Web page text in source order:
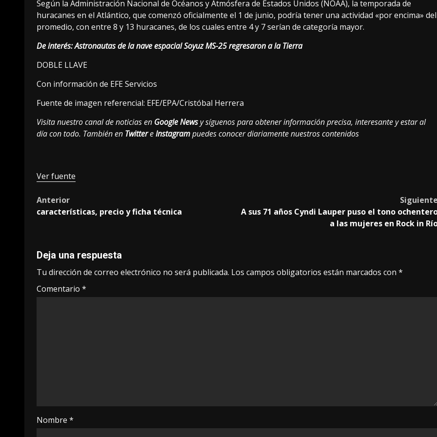
Según la Administración Nacional de Océanos y Atmósfera de Estados Unidos (NOAA), la temporada de
huracanes en el Atlántico, que comenzó oficialmente el 1 de junio, podría tener una actividad «por encima» del
promedio, con entre 8 y 13 huracanes, de los cuales entre 4 y 7 serían de categoría mayor.
De interés:Astronautas de la nave espacial Soyuz MS-25 regresaron a la Tierra
DOBLE LLAVE
Con información de EFE Servicios
Fuente de imagen referencial: EFE/EPA/Cristóbal Herrera
Visita nuestro canal de noticias en Google Newsy síguenos para obtener información precisa, interesante y estar al
día con todo. También en TwittereInstagrampuedes conocer diariamente nuestros contenidos
Ver fuente
Post
navigation
Anterior
características, precio y ficha técnica
A sus 71 años Cyndi Lauper puso el tono
a las mujeres en Rock in
Deja una respuesta
Tu dirección de correo electrónico no será publicada. Los campos obligatorios están marcados con *
Comentario *
Nombre *